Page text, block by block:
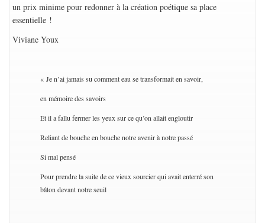
un prix minime pour redonner à la création poétique sa place
essentielle !
Viviane Youx
« Je n’ai jamais su comment eau se transformait en savoir,
en mémoire des savoirs
Et il a fallu fermer les yeux sur ce qu’on allait engloutir
Reliant de bouche en bouche notre avenir à notre passé
Si mal pensé
Pour prendre la suite de ce vieux sourcier qui avait enterré son
bâton devant notre seuil